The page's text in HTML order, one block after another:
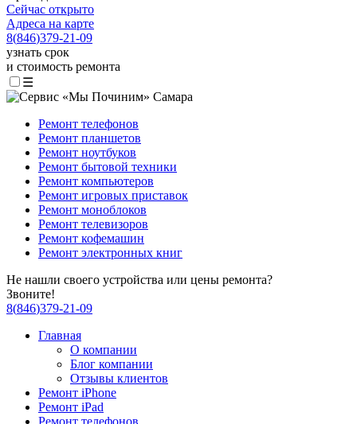
Сейчас открыто
Адреса на карте
8(846)379-21-09
узнать срок
и стоимость ремонта
☰
Ремонт телефонов
Ремонт планшетов
Ремонт ноутбуков
Ремонт бытовой техники
Ремонт компьютеров
Ремонт игровых приставок
Ремонт моноблоков
Ремонт телевизоров
Ремонт кофемашин
Ремонт электронных книг
Не нашли своего устройства или цены ремонта?
Звоните!
8(846)379-21-09
Главная
О компании
Блог компании
Отзывы клиентов
Ремонт iPhone
Ремонт iPad
Ремонт телефонов